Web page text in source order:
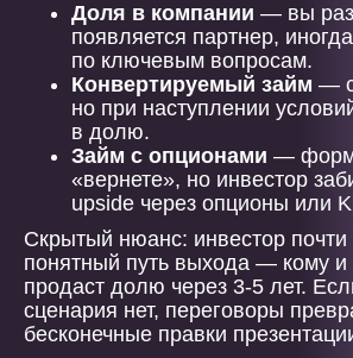
Доля в компании — вы
появляется партнер,
по ключевым вопросам.
Конвертируемый займ —
но при наступлении
в долю.
Займ с опционами —
«вернете», но инвестор
upside через опционы или
Скрытый нюанс: инвестор почти
понятный путь выхода — кому и
продаст долю через 3-5 лет.
сценария нет, переговоры
бесконечные правки